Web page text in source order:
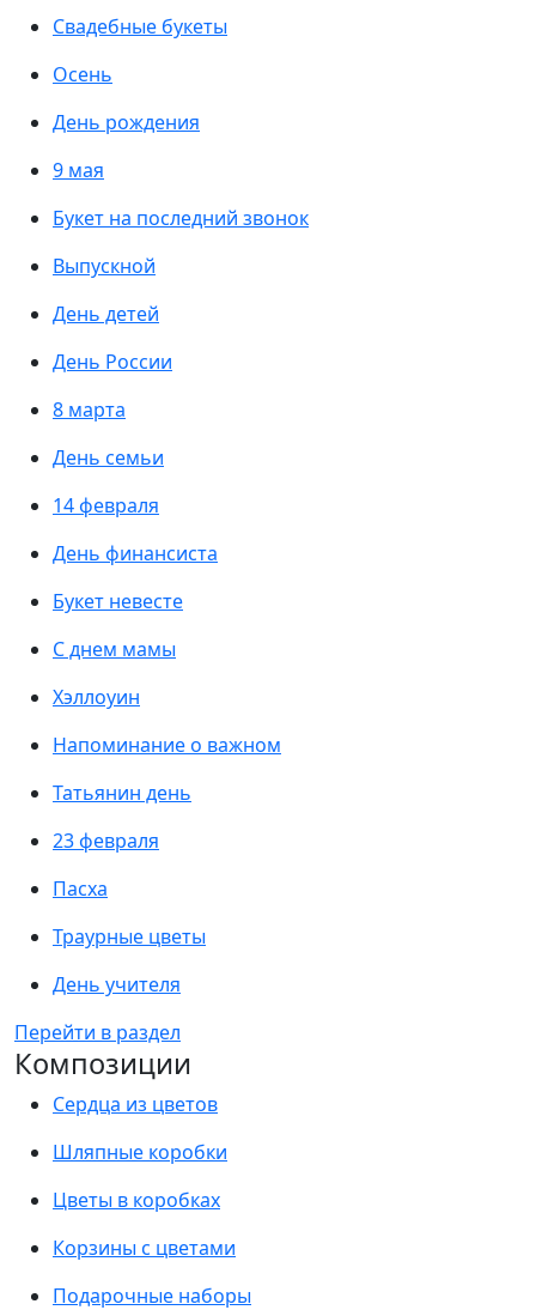
Свадебные букеты
Осень
День рождения
9 мая
Букет на последний звонок
Выпускной
День детей
День России
8 марта
День семьи
14 февраля
День финансиста
Букет невесте
С днем мамы
Хэллоуин
Напоминание о важном
Татьянин день
23 февраля
Пасха
Траурные цветы
День учителя
Перейти в раздел
Композиции
Сердца из цветов
Шляпные коробки
Цветы в коробках
Корзины с цветами
Подарочные наборы